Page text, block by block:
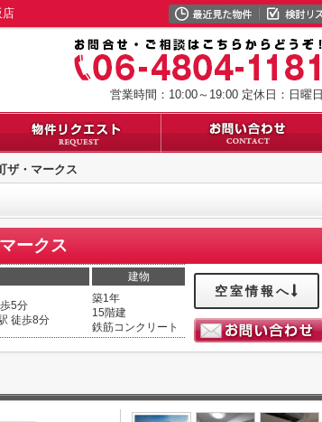
店
営業時間：10:00～19:00 定休日：日曜日
ザ・マークス
ークス
建物
5分
徒歩8分
築1年
15階建
鉄筋コンクリート
空室情報へ